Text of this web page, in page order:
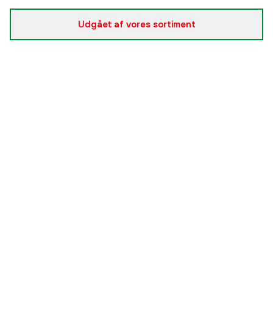
Udgået af vores sortiment